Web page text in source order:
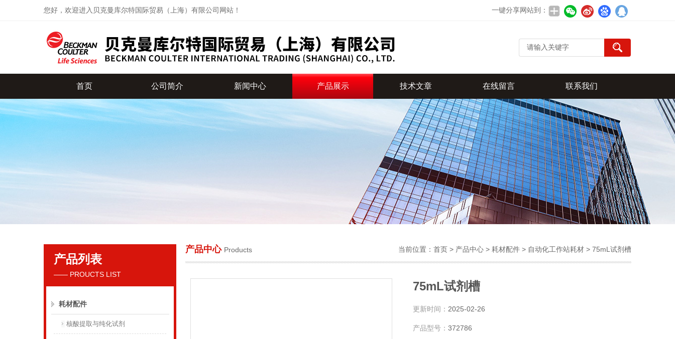
您好，欢迎进入贝克曼库尔特国际贸易（上海）有限公司网站！ 一键分享网站到：
贝克曼库尔特国际贸易（上海）有限公司
首页 公司简介 新闻中心 产品展示 技术文章 在线留言 联系我们
产品列表
—— PROUCTS LIST
耗材配件
核酸提取与纯化试剂
产品中心 Products 当前位置： 首页 > 产品中心 > 耗材配件 > 自动化工作站耗材 > 75mL试剂槽
75mL试剂槽
更新时间： 2025-02-26
产品型号： 372786